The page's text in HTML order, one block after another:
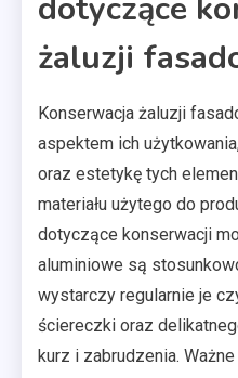
dotyczące
żaluzji
Konserwacja żaluzji
aspektem ich
oraz estetykę tych
materiału użytego do
dotyczące konserwacji
aluminiowe są
wystarczy regularnie je
ściereczki oraz
kurz i zabrudzenia.